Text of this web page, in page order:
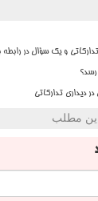
و یک سؤال در
رسد؟
دیداری تدارکاتی
این مطلب